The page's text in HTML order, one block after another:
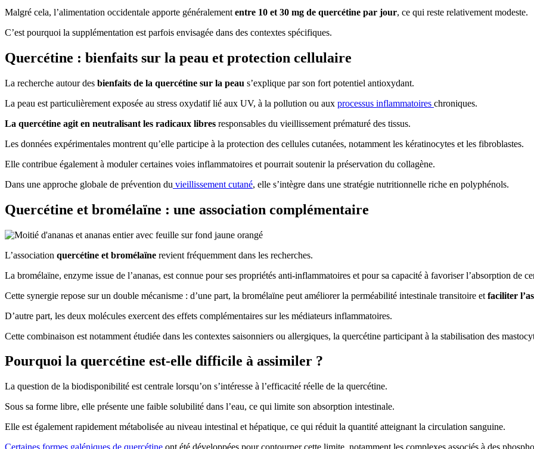
Malgré cela, l’alimentation occidentale apporte généralement entre 10 et 30 mg de quercétine par jour, ce qui reste relativement modeste.
C’est pourquoi la supplémentation est parfois envisagée dans des contextes spécifiques.
Quercétine : bienfaits sur la peau et protection cellulaire
La recherche autour des bienfaits de la quercétine sur la peau s’explique par son fort potentiel antioxydant.
La peau est particulièrement exposée au stress oxydatif lié aux UV, à la pollution ou aux processus inflammatoires chroniques.
La quercétine agit en neutralisant les radicaux libres responsables du vieillissement prématuré des tissus.
Les données expérimentales montrent qu’elle participe à la protection des cellules cutanées, notamment les kératinocytes et les fibroblastes.
Elle contribue également à moduler certaines voies inflammatoires et pourrait soutenir la préservation du collagène.
Dans une approche globale de prévention du vieillissement cutané, elle s’intègre dans une stratégie nutritionnelle riche en polyphénols.
Quercétine et bromélaïne : une association complémentaire
L’association quercétine et bromélaïne revient fréquemment dans les recherches.
La bromélaïne, enzyme issue de l’ananas, est connue pour ses propriétés anti-inflammatoires et pour sa capacité à favoriser l’absorption de
Cette synergie repose sur un double mécanisme : d’une part, la bromélaïne peut améliorer la perméabilité intestinale transitoire et faciliter
D’autre part, les deux molécules exercent des effets complémentaires sur les médiateurs inflammatoires.
Cette combinaison est notamment étudiée dans les contextes saisonniers ou allergiques, la quercétine participant à la stabilisation des
Pourquoi la quercétine est-elle difficile à assimiler ?
La question de la biodisponibilité est centrale lorsqu’on s’intéresse à l’efficacité réelle de la quercétine.
Sous sa forme libre, elle présente une faible solubilité dans l’eau, ce qui limite son absorption intestinale.
Elle est également rapidement métabolisée au niveau intestinal et hépatique, ce qui réduit la quantité atteignant la circulation sanguine.